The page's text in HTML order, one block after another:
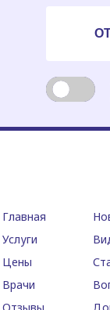
Главная
Услуги
Цены
Врачи